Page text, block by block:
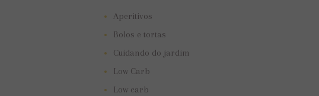
Aperitivos
Bolos e tortas
Cuidando do jardim
Low Carb
Low carb